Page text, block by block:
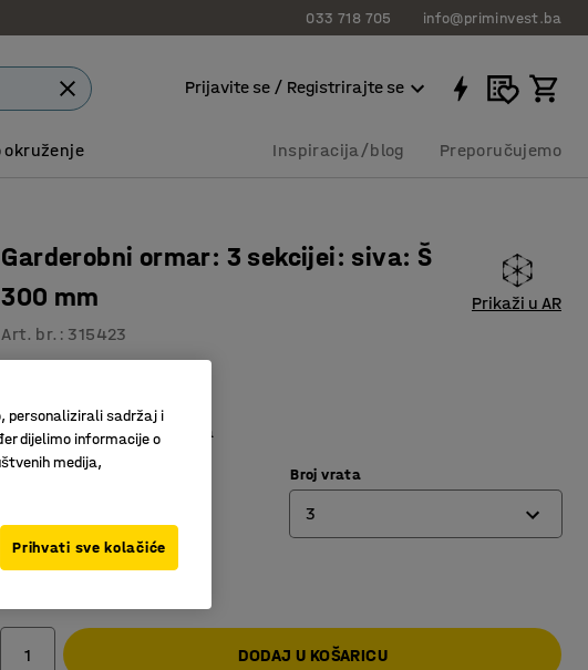
033 718 705 info@priminvest.ba
Prijavite se / Registrirajte se
okruženje Inspiracija/blog Preporučujemo
Garderobni ormar: 3 sekcijei: siva: Š
300 mm
Art. br. : 315423
Prikaži u AR
Visoka kvaliteta
Prečka za odjeću i polica
Broj vrata
3
4
1.147,00 KM
DODAJ U KOŠARICU
personalizirali sadržaj i
dijelimo informacije o
medija,
Prihvati sve kolačiće